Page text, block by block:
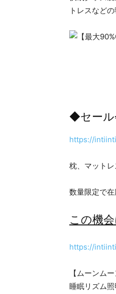
トレスなど
◆セール
https://
枕、マット
数量限定で在
この機
https://
【ムーンム
睡眠リズム